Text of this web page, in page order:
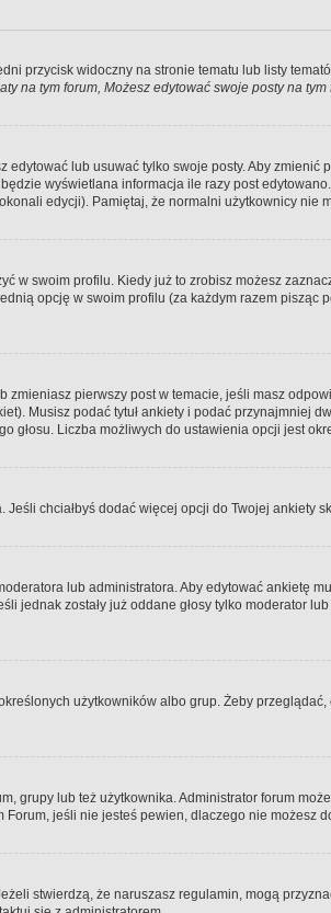
przycisk widoczny na stronie tematu lub listy
na tym forum, Możesz edytować swoje posty na tym
lub usuwać tylko swoje posty. Aby
wyświetlana informacja ile razy post
edycji). Pamiętaj, że normalni użytkownicy nie
w swoim profilu. Kiedy już to zrobisz możesz
opcję w swoim profilu (za każdym razem
zmieniasz pierwszy post w temacie, jeśli masz
Musisz podać tytuł ankiety i podać przynajmniej
głosu. Liczba możliwych do ustawienia opcji jest
chciałbyś dodać więcej opcji do Twojej ankiety
lub administratora. Aby edytować ankietę
jednak zostały już oddane głosy tylko moderator
użytkowników albo grup. Żeby
grupy lub też użytkownika. Administrator forum
Forum, jeśli nie jesteś pewien, dlaczego nie możesz
stwierdzą, że naruszasz regulamin, mogą